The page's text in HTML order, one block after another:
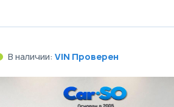
В наличии: VIN Проверен